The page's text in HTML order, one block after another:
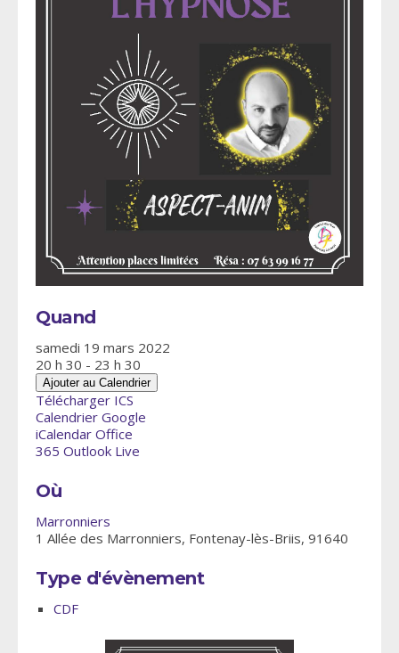
Quand
samedi 19 mars 2022
20 h 30 - 23 h 30
Ajouter au Calendrier
Télécharger ICS
Calendrier Google
iCalendar Office
365 Outlook Live
Où
Marronniers
1 Allée des Marronniers, Fontenay-lès-Briis, 91640
Type d'évènement
CDF